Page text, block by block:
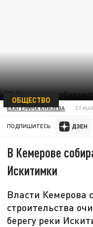
ОБЩЕСТВО
ЕКАТЕРИНА КНЯЗЕВА 07
ПОДПИШИТЕСЬ:
В Кемерове
Искитимки
Власти Кемерова
строительства
берегу реки